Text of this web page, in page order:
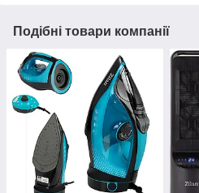
Подібні товари компанії